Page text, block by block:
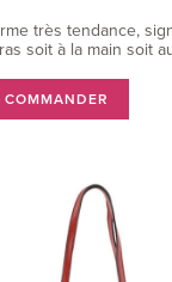
très tendance,
soit à la main soit
COMMANDER